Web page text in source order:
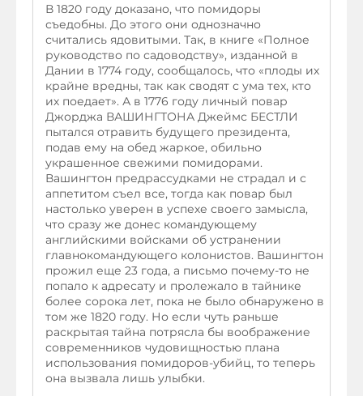
В 1820 году доказано, что помидоры
съедобны. До этого они однозначно
считались ядовитыми. Так, в книге «Полное
руководство по садоводству», изданной в
Дании в 1774 году, сообщалось, что «плоды их
крайне вредны, так как сводят с ума тех, кто
их поедает». А в 1776 году личный повар
Джорджа ВАШИНГТОНА Джеймс БЕСТЛИ
пытался отравить будущего президента,
подав ему на обед жаркое, обильно
украшенное свежими помидорами.
Вашингтон предрассудками не страдал и с
аппетитом съел все, тогда как повар был
настолько уверен в успехе своего замысла,
что сразу же донес командующему
английскими войсками об устранении
главнокомандующего колонистов. Вашингтон
прожил еще 23 года, а письмо почему-то не
попало к адресату и пролежало в тайнике
более сорока лет, пока не было обнаружено в
том же 1820 году. Но если чуть раньше
раскрытая тайна потрясла бы воображение
современников чудовищностью плана
использования помидоров-убийц, то теперь
она вызвала лишь улыбки.